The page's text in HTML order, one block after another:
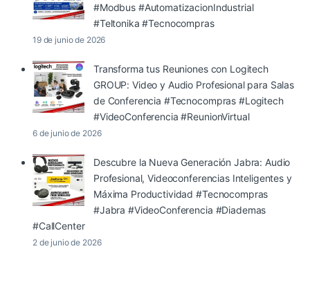
#Modbus #AutomatizacionIndustrial
#Teltonika #Tecnocompras
19 de junio de 2026
Transforma tus Reuniones con Logitech
GROUP: Video y Audio Profesional para Salas
de Conferencia #Tecnocompras #Logitech
#VideoConferencia #ReunionVirtual
6 de junio de 2026
Descubre la Nueva Generación Jabra: Audio
Profesional, Videoconferencias Inteligentes y
Máxima Productividad #Tecnocompras
#Jabra #VideoConferencia #Diademas
#CallCenter
2 de junio de 2026